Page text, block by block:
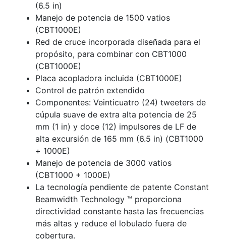
(6.5 in)
Manejo de potencia de 1500 vatios
(CBT1000E)
Red de cruce incorporada diseñada para el
propósito, para combinar con CBT1000
(CBT1000E)
Placa acopladora incluida (CBT1000E)
Control de patrón extendido
Componentes: Veinticuatro (24) tweeters de
cúpula suave de extra alta potencia de 25
mm (1 in) y doce (12) impulsores de LF de
alta excursión de 165 mm (6.5 in) (CBT1000
+ 1000E)
Manejo de potencia de 3000 vatios
(CBT1000 + 1000E)
La tecnología pendiente de patente Constant
Beamwidth Technology ™ proporciona
directividad constante hasta las frecuencias
más altas y reduce el lobulado fuera de
cobertura.